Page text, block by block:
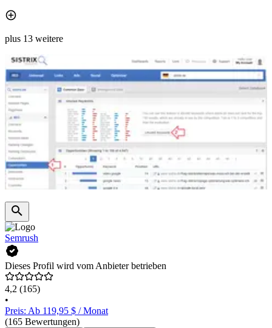
plus 13 weitere
Semrush
Dieses Profil wird vom Anbieter betrieben
4,2 (165)
•
Preis: Ab 119,95 $ / Monat
(165 Bewertungen)